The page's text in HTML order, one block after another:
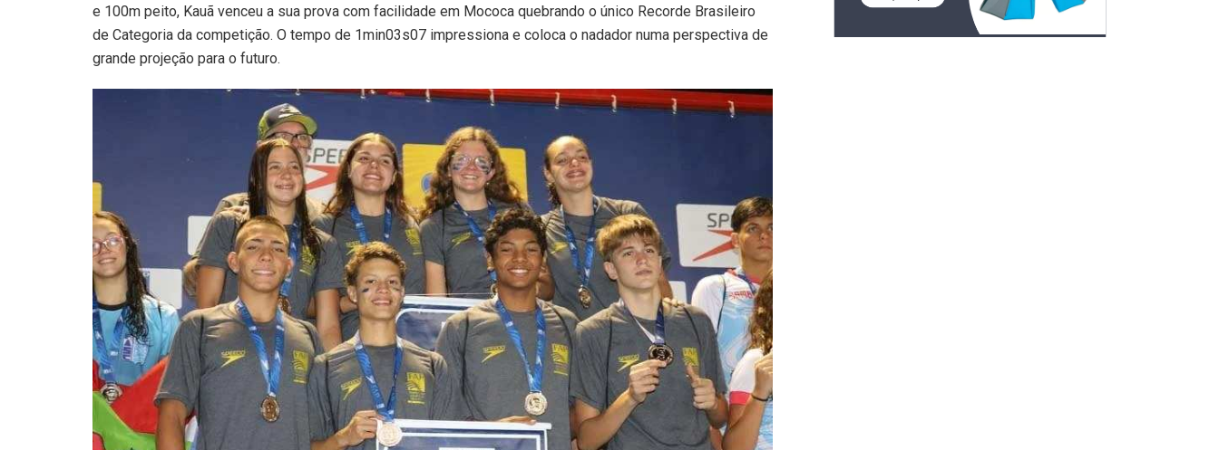
e 100m peito, Kauã venceu a sua prova com facilidade em Mococa quebrando o único Recorde Brasileiro
de Categoria da competição. O tempo de 1min03s07 impressiona e coloca o nadador numa perspectiva de
grande projeção para o futuro.